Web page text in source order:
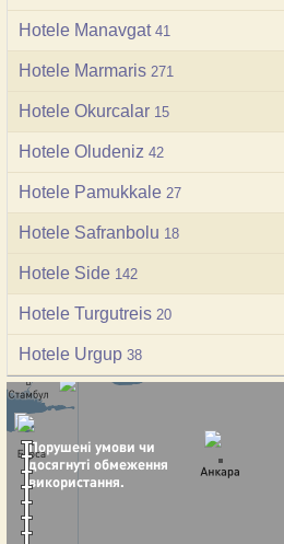
Hotele Manavgat 41
Hotele Marmaris 271
Hotele Okurcalar 15
Hotele Oludeniz 42
Hotele Pamukkale 27
Hotele Safranbolu 18
Hotele Side 142
Hotele Turgutreis 20
Hotele Urgup 38